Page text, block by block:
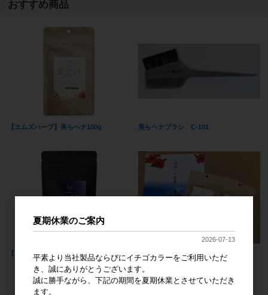
おすすめ商品
【エムズハーブ】美らヘナ100g 美らヘナブラシ C-101
【エムズハーブ】美ら紫紺 80g 国産ヘナ教本（美らヘナ100g2袋付）
夏期休業のご案内
2026-07-13
平素より当社製品ならびにイチゴカラーをご利用いただ
き、誠にありがとうございます。
誠に勝手ながら、下記の期間を夏期休業とさせていただき
ます。